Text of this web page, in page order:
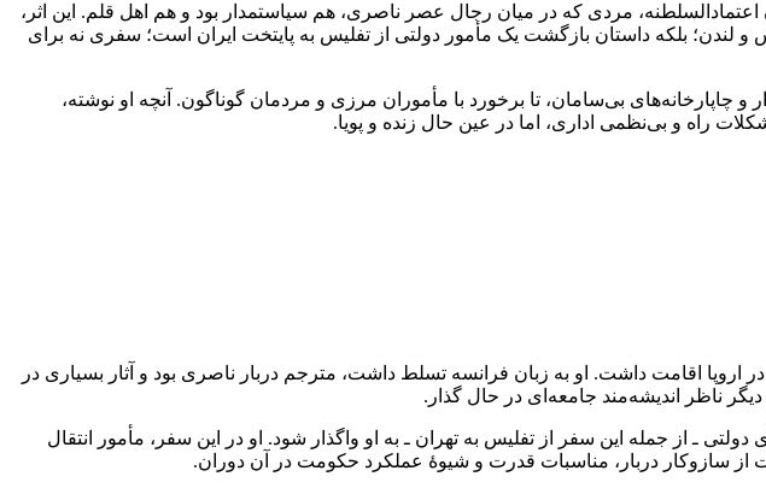
مردی که در میان رجال عصر ناصری، هم سیاستمدار بود و هم اهل قلم. این اثر،
لندن؛ بلکه داستان بازگشت یک مأمور دولتی از تفلیس به پایتخت ایران است؛ سفری نه برای
چاپارخانه‌های بی‌سامان، تا برخورد با مأموران مرزی و مردمان گوناگون. آنچه او نوشته،
راه و بی‌نظمی اداری، اما در عین حال زنده و پویا.
اروپا اقامت داشت. او به زبان فرانسه تسلط داشت، مترجم دربار ناصری بود و آثار بسیاری در
ناظر اندیشه‌مند جامعه‌ای در حال گذار.
ـ از جمله این سفر از تفلیس به تهران ـ به او واگذار شود. او در این سفر، مأمور انتقال
از سازوکار دربار، مناسبات قدرت و شیوهٔ عملکرد حکومت در آن دوران.